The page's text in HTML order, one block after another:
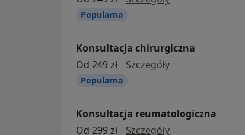
Popularna
Konsultacja chirurgiczna
Od 249 zł
SzczegółyKonsultacja
Popularna
Konsultacja reumatologiczna
Od 299 zł
Szczegółykonsultacja